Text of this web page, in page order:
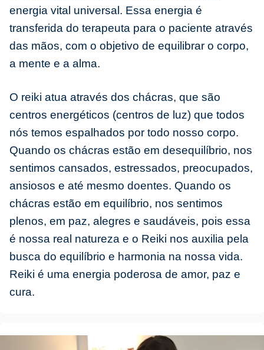
energia vital universal. Essa energia é
transferida do terapeuta para o paciente através
das mãos, com o objetivo de equilibrar o corpo,
a mente e a alma.
O reiki atua através dos chácras, que são
centros energéticos (centros de luz) que todos
nós temos espalhados por todo nosso corpo.
Quando os chácras estão em desequilíbrio, nos
sentimos cansados, estressados, preocupados,
ansiosos e até mesmo doentes. Quando os
chácras estão em equilíbrio, nos sentimos
plenos, em paz, alegres e saudáveis, pois essa
é nossa real natureza e o Reiki nos auxilia pela
busca do equilíbrio e harmonia na nossa vida.
Reiki é uma energia poderosa de amor, paz e
cura.